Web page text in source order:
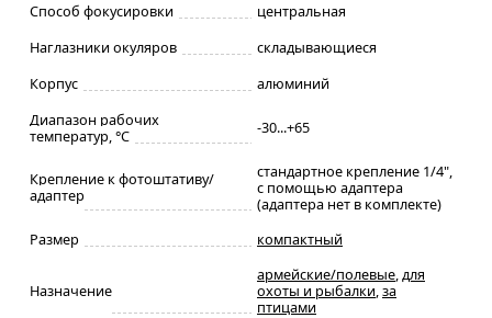
Способ фокусировки
центральная
Наглазники окуляров
складывающиеся
Корпус
алюминий
Диапазон рабочих
температур, °С
-30...+65
Крепление к фотоштативу/
адаптер
стандартное крепление 1/4",
с помощью адаптера
(адаптера нет в комплекте)
Размер
компактный
Назначение
армейские/полевые,для
охоты и рыбалки,за
птицами